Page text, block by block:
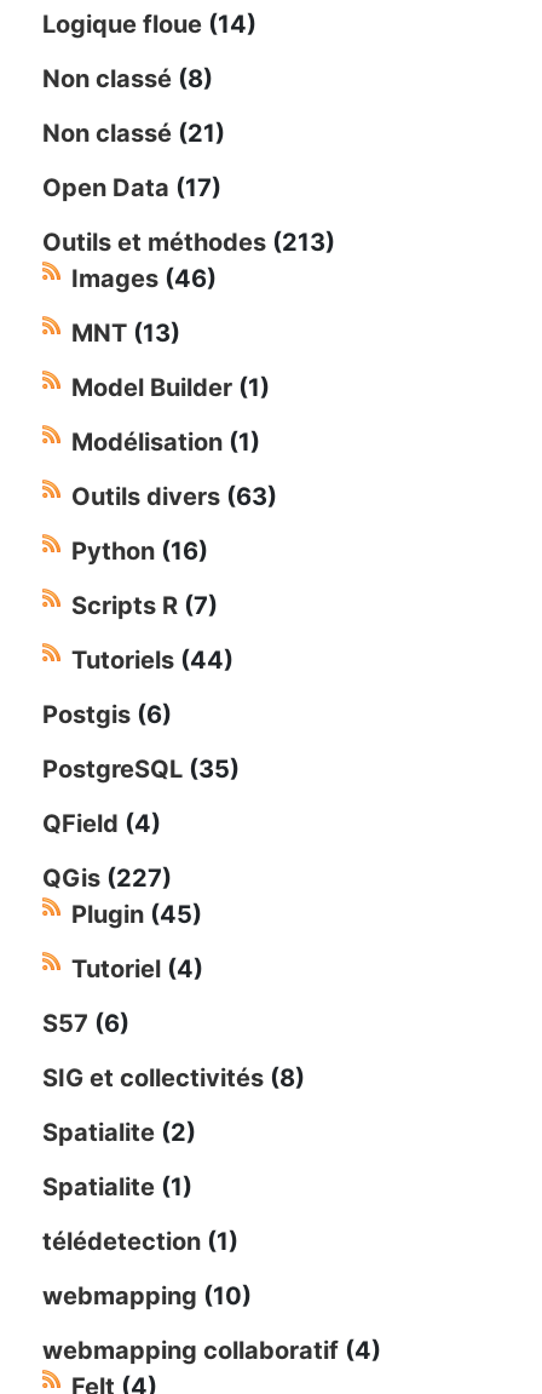
Logique floue (14)
Non classé (8)
Non classé (21)
Open Data (17)
Outils et méthodes (213)
Images (46)
MNT (13)
Model Builder (1)
Modélisation (1)
Outils divers (63)
Python (16)
Scripts R (7)
Tutoriels (44)
Postgis (6)
PostgreSQL (35)
QField (4)
QGis (227)
Plugin (45)
Tutoriel (4)
S57 (6)
SIG et collectivités (8)
Spatialite (2)
Spatialite (1)
télédetection (1)
webmapping (10)
webmapping collaboratif (4)
Felt (4)